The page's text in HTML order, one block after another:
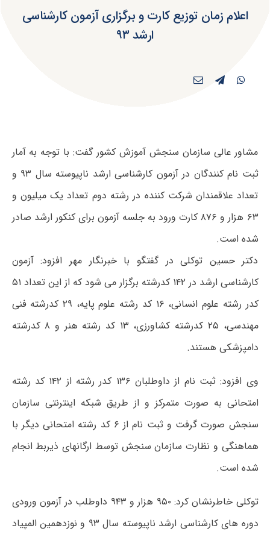
اعلام زمان توزیع کارت و برگزاری آزمون کارشناسی
ارشد ۹۳
مشاور عالی سازمان سنجش آموزش کشور گفت: با توجه به آمار
ثبت نام کنندگان در آزمون کارشناسی ارشد ناپیوسته سال ۹۳ و
تعداد علاقمندان شرکت کننده در رشته دوم تعداد یک میلیون و
۶۳ هزار و ۸۷۶ کارت ورود به جلسه آزمون برای کنکور ارشد صادر
شده است.
دکتر حسین توکلی در گفتگو با خبرنگار مهر افزود: آزمون
کارشناسی ارشد در ۱۴۲ کدرشته برگزار می شود که از این تعداد ۵۱
کدر رشته علوم انسانی، ۱۶ کد رشته علوم پایه، ۲۹ کدرشته فنی
مهندسی، ۲۵ کدرشته کشاورزی، ۱۳ کد رشته هنر و ۸ کدرشته
دامپزشکی هستند.
وی افزود: ثبت نام از داوطلبان ۱۳۶ کدر رشته از ۱۴۲ کد رشته
امتحانی به صورت متمرکز و از طریق شبکه اینترنتی سازمان
سنجش صورت گرفت و ثبت نام از ۶ کد رشته امتحانی دیگر با
هماهنگی و نظارت سازمان سنجش توسط ارگانهای ذیربط انجام
شده است.
توکلی خاطرنشان کرد: ۹۵۰ هزار و ۹۴۳ داوطلب در آزمون ورودی
دوره های کارشناسی ارشد ناپیوسته سال ۹۳ و نوزدهمین المپیاد